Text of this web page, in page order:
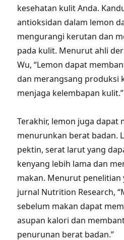
kesehatan kulit Anda.
antioksidan dalam lemon
mengurangi kerutan dan
pada kulit. Menurut ahli
Wu, “Lemon dapat
dan merangsang produksi
menjaga kelembapan kulit.”
Terakhir, lemon juga dapat
menurunkan berat badan.
pektin, serat larut yang
kenyang lebih lama dan
makan. Menurut
jurnal Nutrition Research,
sebelum makan dapat
asupan kalori dan
penurunan berat badan.”